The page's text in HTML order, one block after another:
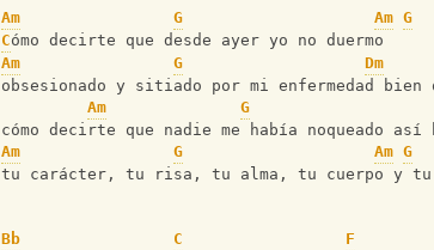
Am G Am G
Cómo decirte que desde ayer yo no duermo
Am
G
Dm
obsesionado y sitiado por mi enfermedad bien
Am
G
cómo decirte que nadie me había noqueado así
Am
G Am G
tu carácter, tu risa, tu alma, tu cuerpo y tu
Bb C
F